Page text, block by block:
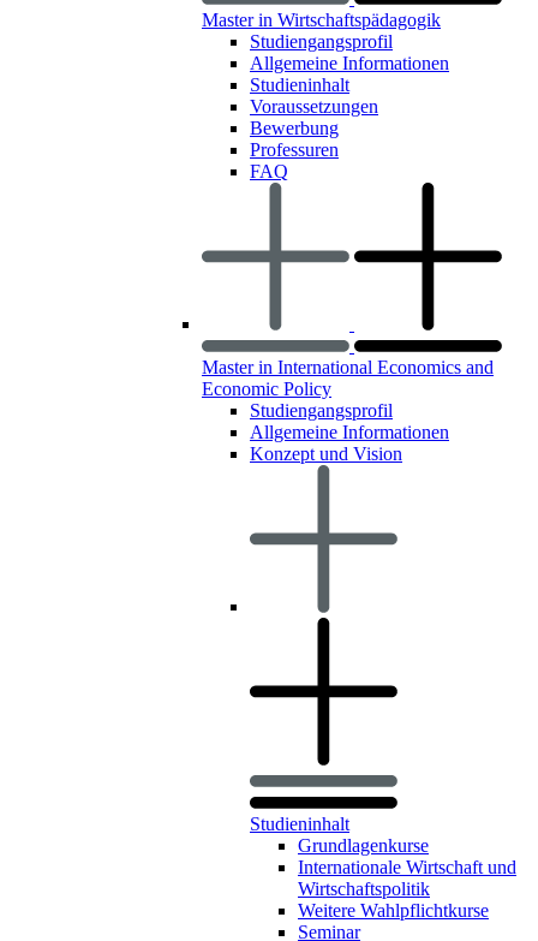
Master in Wirtschaftspädagogik
Studiengangsprofil
Allgemeine Informationen
Studieninhalt
Voraussetzungen
Bewerbung
Professuren
FAQ
Master in International Economics and
Economic Policy
Studiengangsprofil
Allgemeine Informationen
Konzept und Vision
Studieninhalt
Grundlagenkurse
Internationale Wirtschaft und
Wirtschaftspolitik
Weitere Wahlpflichtkurse
Seminar